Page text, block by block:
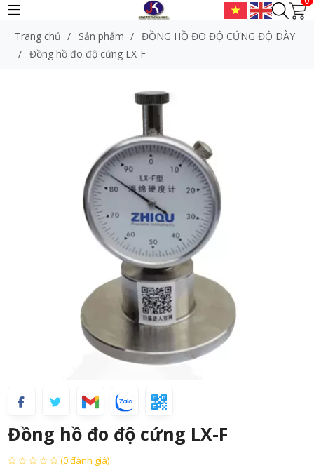
Trang chủ / Sản phẩm /
ĐỒNG HỒ ĐO ĐỘ CỨNG ĐỘ DÀY
/
Đồng hồ đo độ cứng LX-F
Đồng hồ đo độ cứng LX-F
(0 đánh giá)